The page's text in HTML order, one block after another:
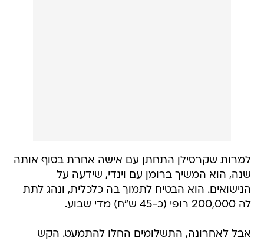
למרות שקרסילן התחתן עם אישה אחרת בסוף אותה
שנה, הוא המשיך ברומן עם וינדי, שידעה על
הנישואים. הוא הבטיח לתמוך בה כלכלית, ונהג לתת
לה 200,000 רופי (כ-45 ש"ח) מדי שבוע.
אבל לאחרונה, התשלומים החלו להתמעט. הקש